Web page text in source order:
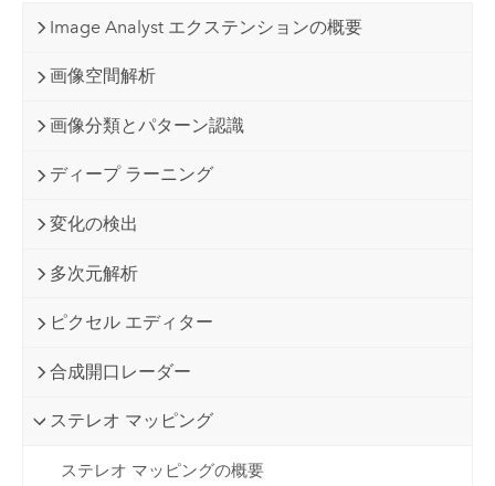
Image Analyst エクステンションの概要
画像空間解析
画像分類とパターン認識
ディープ ラーニング
変化の検出
多次元解析
ピクセル エディター
合成開口レーダー
ステレオ マッピング
ステレオ マッピングの概要